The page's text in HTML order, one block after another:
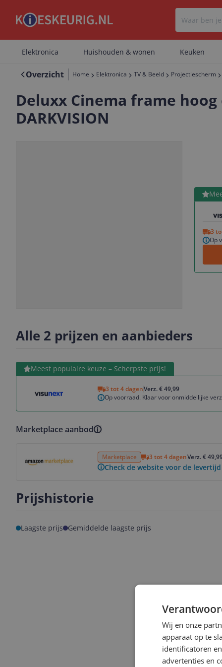
Elektronica Huishouden & wonen Keuken
Overzicht Home Elektronica TV & Beeld Projectiescherm
Deluxx Cinema frame
DARKVISION
3
Op
Bekijk
Alle 2 prijzen en aanbieders
Meest populaire keuze – Scherpste prijs!
3 tot 4 dagenVerz. € 49,99
Op voorraad. Klaar voor onmiddellijke
Bekijk product
Marketplace aanbod
Marketplace 3 tot 4 dagenVerz. €
Check de website voor de
Prijshistorie
Laagste prijs Gemiddelde laagste prijs
Wij en onze
apparaat op te
identificatoren
advertenties en